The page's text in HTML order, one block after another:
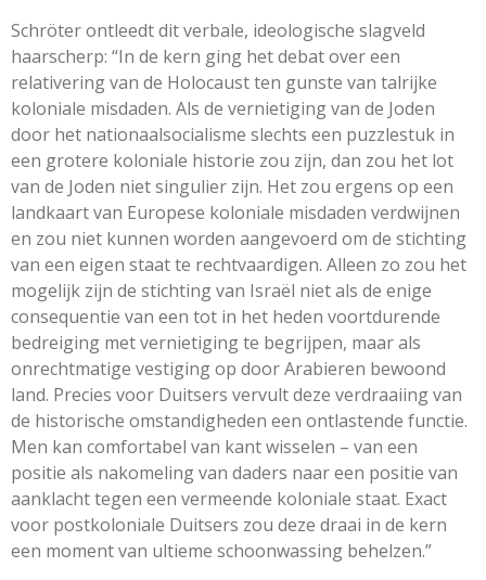
Schröter ontleedt dit verbale, ideologische slagveld
haarscherp: “In de kern ging het debat over een
relativering van de Holocaust ten gunste van talrijke
koloniale misdaden. Als de vernietiging van de Joden
door het nationaalsocialisme slechts een puzzlestuk in
een grotere koloniale historie zou zijn, dan zou het lot
van de Joden niet singulier zijn. Het zou ergens op een
landkaart van Europese koloniale misdaden verdwijnen
en zou niet kunnen worden aangevoerd om de stichting
van een eigen staat te rechtvaardigen. Alleen zo zou het
mogelijk zijn de stichting van Israël niet als de enige
consequentie van een tot in het heden voortdurende
bedreiging met vernietiging te begrijpen, maar als
onrechtmatige vestiging op door Arabieren bewoond
land. Precies voor Duitsers vervult deze verdraaiing van
de historische omstandigheden een ontlastende functie.
Men kan comfortabel van kant wisselen – van een
positie als nakomeling van daders naar een positie van
aanklacht tegen een vermeende koloniale staat. Exact
voor postkoloniale Duitsers zou deze draai in de kern
een moment van ultieme schoonwassing behelzen.”